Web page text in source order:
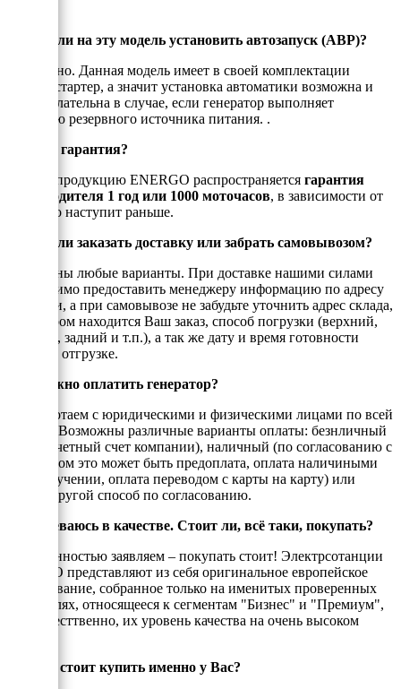
Можно ли на эту модель установить автозапуск (АВР)?
Да, можно. Данная модель имеет в своей комплектации
электростартер, а значит установка автоматики возможна и
даже желательна в случае, если генератор выполняет
функцию резервного источника питания. .
Есть ли гарантия?
На всю продукцию ENERGO распространяется гарантия
производителя 1 год или 1000 моточасов, в зависимости от
того, что наступит раньше.
Можно ли заказать доставку или забрать самовывозом?
Возможны любые варианты. При доставке нашими силами
необходимо предоставить менеджеру информацию по адресу
доставки, а при самовывозе не забудьте уточнить адрес склада,
на котором находится Ваш заказ, способ погрузки (верхний,
боковой, задний и т.п.), а так же дату и время готовности
товара к отгрузке.
Как можно оплатить генератор?
Мы работаем с юридическими и физическими лицами по всей
России. Возможны различные варианты оплаты: безнличный
(на рассчетный счет компании), наличный (по согласованию с
енеджером это может быть предоплата, оплата наличиными
при получении, оплата переводом с карты на карту) или
любой другой способ по согласованию.
Я сомневаюсь в качестве. Стоит ли, всё таки, покупать?
С уверенностью заявляем – покупать стоит! Электрсотанции
ЭНЕРГО представляют из себя оригинальное европейское
оборудование, собранное только на именитых проверенных
двигателях, относящееся к сегментам "Бизнес" и "Премиум",
а, ссотвесттвенно, их уровень качества на очень высоком
Почему стоит купить именно у Вас?